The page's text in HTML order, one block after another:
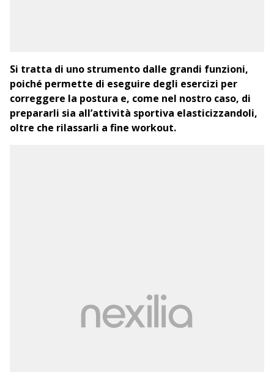
Si tratta di uno strumento dalle grandi funzioni,
poiché permette di eseguire degli esercizi per
correggere la postura e, come nel nostro caso, di
prepararli sia all’attività sportiva elasticizzandoli,
oltre che rilassarli a fine workout.